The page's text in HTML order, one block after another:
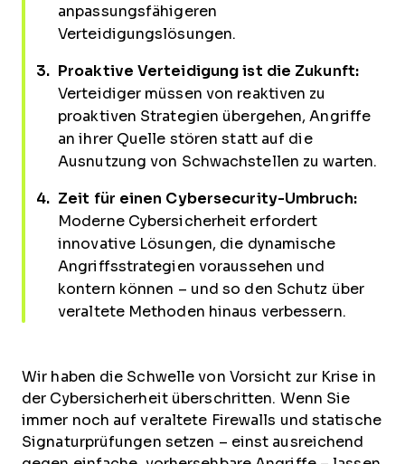
anpassungsfähigeren
Verteidigungslösungen.
Proaktive Verteidigung ist die Zukunft:
Verteidiger müssen von reaktiven zu
proaktiven Strategien übergehen, Angriffe
an ihrer Quelle stören statt auf die
Ausnutzung von Schwachstellen zu warten.
Zeit für einen Cybersecurity-Umbruch:
Moderne Cybersicherheit erfordert
innovative Lösungen, die dynamische
Angriffsstrategien voraussehen und
kontern können – und so den Schutz über
veraltete Methoden hinaus verbessern.
Wir haben die Schwelle von Vorsicht zur Krise in
der Cybersicherheit überschritten. Wenn Sie
immer noch auf veraltete Firewalls und statische
Signaturprüfungen setzen – einst ausreichend